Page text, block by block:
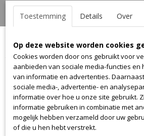
Inloggen Registreren
Home >Leer>Ohmann>collection 1010
Toestemming Details Over
Op deze website worden cookies
Cookies worden door ons gebruikt voor
aanbieden van sociale media-functies en
van informatie en advertenties.
sociale media-, advertentie- en
informatie over hoe u onze site gebruikt.
informatie gebruiken in combinatie met
mogelijk hebben verzameld door uw
of die u hen hebt verstrekt.